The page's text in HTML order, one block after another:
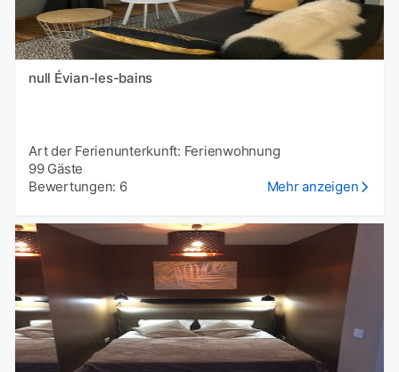
null Évian-les-bains
Art der Ferienunterkunft: Ferienwohnung
99 Gäste
Bewertungen: 6
Mehr anzeigen